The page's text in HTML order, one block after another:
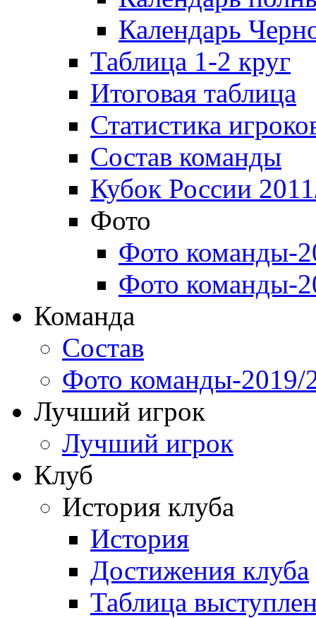
Календарь
Таблица 1-2 круг
Итоговая таблица
Статистика
Состав команды
Кубок России
Фото
Фото команды-
Фото команды-
Команда
Состав
Фото команды-2019/
Лучший игрок
Лучший игрок
Клуб
История клуба
История
Достижения клуба
Таблица